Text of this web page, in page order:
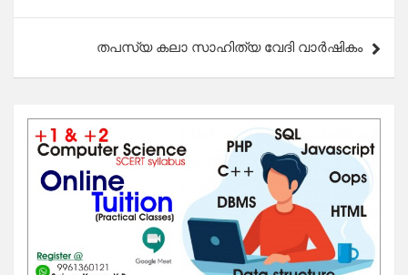
തപസ്യ കലാ സാഹിത്യ വേദി വാർഷികം